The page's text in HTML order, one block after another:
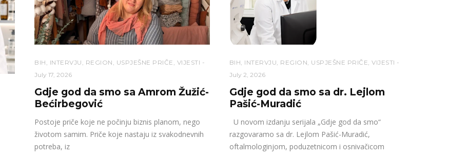
BIH INTERVJU REGION USPJEŠNE PRIČE VIJESTI
July 17, 2026
Gdje god da smo sa Amrom Žužić-
Bećirbegović
Postoje priče koje ne počinju biznis planom, nego
životom samim. Priče koje nastaju iz svakodnevnih
potreba, iz
BIH INTERVJU REGION USPJEŠNE PRIČE ,VIJESTI
July 2, 2026
Gdje god da smo sa dr. Lejlom
Pašić-Muradić
U novom izdanju serijala „Gdje god da smo“
razgovaramo sa dr. Lejlom Pašić-Muradić,
oftalmologinjom, poduzetnicom i osnivačicom